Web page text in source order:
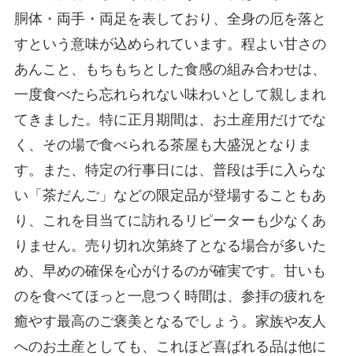
胴体・両手・両足を表しており、全身の厄を落と
すという意味が込められています。程よい甘さの
あんこと、もちもちとした食感の組み合わせは、
一度食べたら忘れられない味わいとして親しまれ
てきました。特に正月期間は、お土産用だけでな
く、その場で食べられる茶屋も大盛況となりま
す。また、特定の行事日には、普段は手に入らな
い「茶だんご」などの限定品が登場することもあ
り、これを目当てに訪れるリピーターも少なくあ
りません。売り切れ次第終了となる場合が多いた
め、早めの確保を心がけるのが確実です。甘いも
のを食べてほっと一息つく時間は、参拝の疲れを
癒やす最高のご褒美となるでしょう。家族や友人
へのお土産としても、これほど喜ばれる品は他に